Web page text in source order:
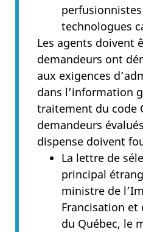
technologues
Les agents doivent
demandeurs ont
aux exigences
dans l’information
traitement du code
demandeurs
dispense doivent
La lettre de
principal
ministre de
Francisation et
du Québec, le